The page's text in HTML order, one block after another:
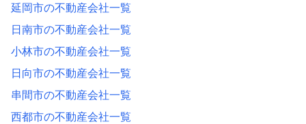
延岡市の不動産会社一覧
日南市の不動産会社一覧
小林市の不動産会社一覧
日向市の不動産会社一覧
串間市の不動産会社一覧
西都市の不動産会社一覧